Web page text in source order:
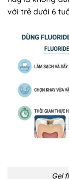
với trẻ dưới 6
Gel